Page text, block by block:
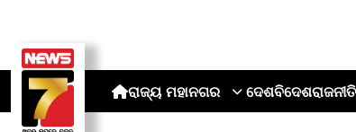
ରାଜ୍ୟ ମହାନଗର ଦେଶବିଦେଶରାଜନୀତି